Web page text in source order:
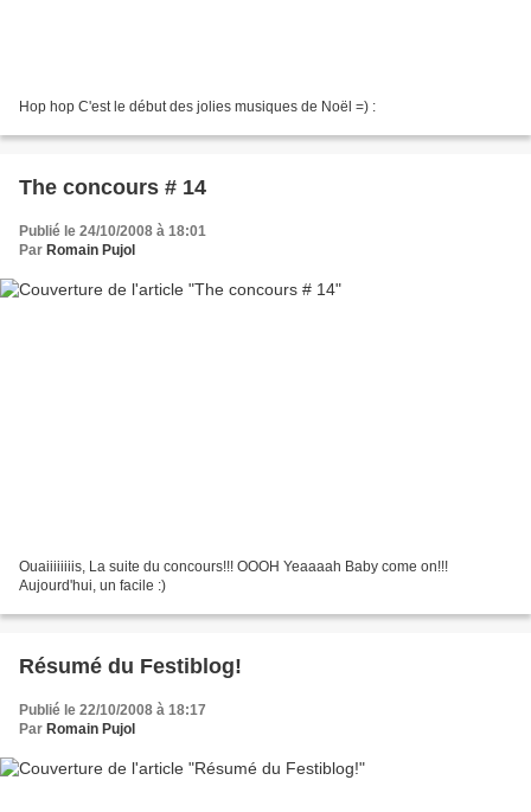
Hop hop C'est le début des jolies musiques de Noël =) :
The concours # 14
Publié le 24/10/2008 à 18:01
Par Romain Pujol
Ouaiiiiiiiis, La suite du concours!!! OOOH Yeaaaah Baby come on!!!
Aujourd'hui, un facile :)
Résumé du Festiblog!
Publié le 22/10/2008 à 18:17
Par Romain Pujol